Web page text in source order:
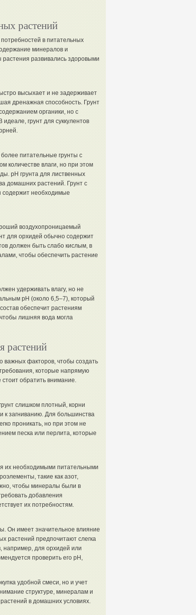
растений
в питательных
минералов и
развивались здоровыми
высыхает и не задерживает
дренажная способность. Грунт
органики, но с
грунт для суккулентов
питательные грунты с
количестве влаги, но при этом
pH грунта для лиственных
домашних растений. Грунт с
содержит необходимые
воздухопроницаемый
для орхидей обычно содержит
должен быть слабо кислым, в
чтобы обеспечить растение
удерживать влагу, но не
pH (около 6,5–7), который
обеспечит растениям
лишняя вода могла
растений
важных факторов, чтобы создать
которые напрямую
обратить внимание.
слишком плотный, корни
к загниванию. Для большинства
проникать, но при этом не
песка или перлита, которые
их необходимыми питательными
такие как азот,
чтобы минералы были в
добавления
их потребностям.
Он имеет значительное влияние
растений предпочитают слегка
например, для орхидей или
проверить его pH,
удобной смеси, но и учет
структуре, минералам и
в домашних условиях.